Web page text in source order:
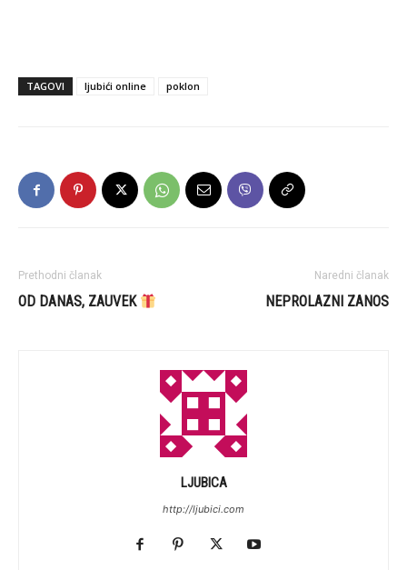
TAGOVI ljubići online poklon
Prethodni članak
OD DANAS, ZAUVEK
Naredni članak
NEPROLAZNI ZANOS
LJUBICA
http://ljubici.com